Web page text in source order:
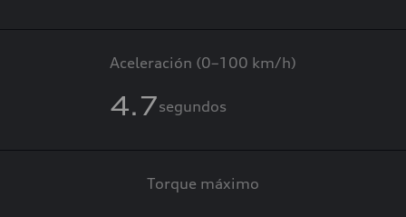
Aceleración (0–100 km/h)
4.7segundos
Torque máximo